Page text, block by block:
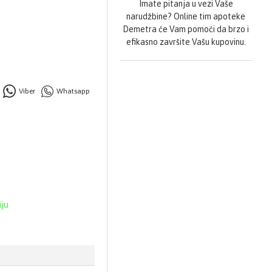
čokolada-kokos,
Viber Whatsapp
Imate pitanja u vezi Vaše
narudžbine? Online tim apoteke
Demetra će Vam pomoći da brzo i
efikasno završite Vašu kupovinu.